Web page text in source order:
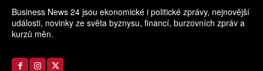
Business News 24 jsou ekonomické i politické zprávy, nejnovější
události, novinky ze světa byznysu, financí, burzovních zpráv a
kurzů měn.